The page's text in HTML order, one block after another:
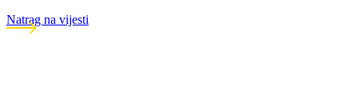
Natrag na vijesti